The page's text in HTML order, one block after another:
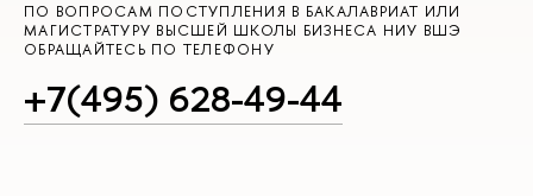
ПО ВОПРОСАМ ПОСТУПЛЕНИЯ В БАКАЛАВРИАТ ИЛИ
МАГИСТРАТУРУ ВЫСШЕЙ ШКОЛЫ БИЗНЕСА НИУ ВШЭ
ОБРАЩАЙТЕСЬ ПО ТЕЛЕФОНУ
+7(495) 628-49-44